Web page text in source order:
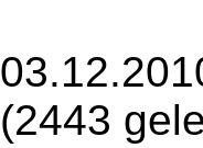
(2443